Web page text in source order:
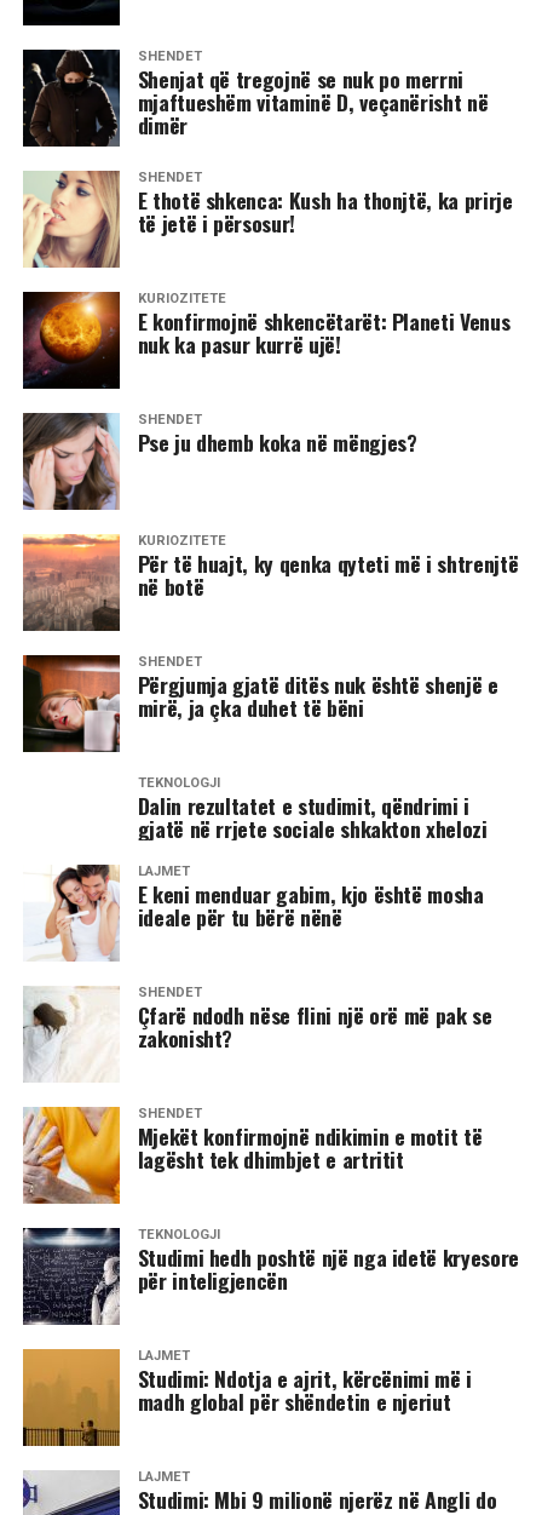
SHËNDET
Shenjat që tregojnë se nuk po merrni
mjaftueshëm vitaminë D, veçanërisht në
dimër
SHËNDET
E thotë shkenca: Kush ha thonjtë, ka prirje
të jetë i përsosur!
KURIOZITETE
E konfirmojnë shkencëtarët: Planeti Venus
nuk ka pasur kurrë ujë!
SHËNDET
Pse ju dhemb koka në mëngjes?
KURIOZITETE
Për të huajt, ky qenka qyteti më i shtrenjtë
në botë
SHËNDET
Përgjumja gjatë ditës nuk është shenjë e
mirë, ja çka duhet të bëni
TEKNOLOGJI
Dalin rezultatet e studimit, qëndrimi i
gjatë në rrjete sociale shkakton xhelozi
LAJMET
E keni menduar gabim, kjo është mosha
ideale për tu bërë nënë
SHËNDET
​Çfarë ndodh nëse flini një orë më pak se
zakonisht?
SHËNDET
Mjekët konfirmojnë ndikimin e motit të
lagësht tek dhimbjet e artritit
TEKNOLOGJI
Studimi hedh poshtë një nga idetë kryesore
për inteligjencën
LAJMET
Studimi: Ndotja e ajrit, kërcënimi më i
madh global për shëndetin e njeriut
LAJMET
Studimi: Mbi 9 milionë njerëz në Angli do